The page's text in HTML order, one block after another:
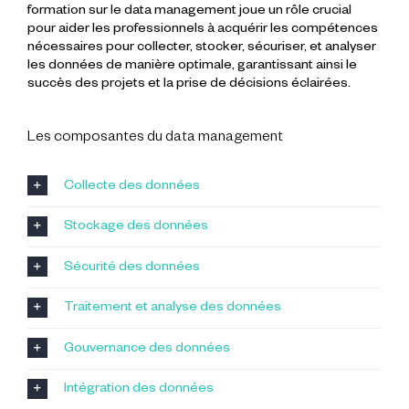
formation sur le data management joue un rôle crucial
pour aider les professionnels à acquérir les compétences
nécessaires pour collecter, stocker, sécuriser, et analyser
les données de manière optimale, garantissant ainsi le
succès des projets et la prise de décisions éclairées.
Les composantes du data management
Collecte des données
Stockage des données
Sécurité des données
Traitement et analyse des données
Gouvernance des données
Intégration des données